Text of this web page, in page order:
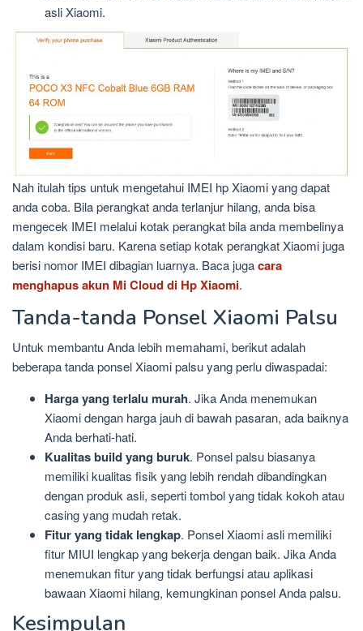
asli Xiaomi.
Nah itulah tips untuk mengetahui IMEI hp Xiaomi yang dapat
anda coba. Bila perangkat anda terlanjur hilang, anda bisa
mengecek IMEI melalui kotak perangkat bila anda membelinya
dalam kondisi baru. Karena setiap kotak perangkat Xiaomi juga
berisi nomor IMEI dibagian luarnya. Baca jugacara
menghapus akun Mi Cloud di Hp Xiaomi.
Tanda-tanda Ponsel Xiaomi Palsu
Untuk membantu Anda lebih memahami, berikut adalah
beberapa tanda ponsel Xiaomi palsu yang perlu diwaspadai:
Harga yang terlalu murah. Jika Anda menemukan
Xiaomi dengan harga jauh di bawah pasaran, ada baiknya
Anda berhati-hati.
Kualitas build yang buruk. Ponsel palsu biasanya
memiliki kualitas fisik yang lebih rendah dibandingkan
dengan produk asli, seperti tombol yang tidak kokoh atau
casing yang mudah retak.
Fitur yang tidak lengkap. Ponsel Xiaomi asli memiliki
fitur MIUI lengkap yang bekerja dengan baik. Jika Anda
menemukan fitur yang tidak berfungsi atau aplikasi
bawaan Xiaomi hilang, kemungkinan ponsel Anda palsu.
Kesimpulan